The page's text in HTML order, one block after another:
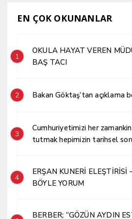
EN ÇOK OKUNANLAR
1
OKULA HAYAT VEREN
BAŞ TACI
2 Bakan Göktaş’tan açıklama
3
Cumhuriyetimizi her
tutmak hepimizin tarihsel
4
ERŞAN KUNERİ ELEŞTİRİSİ
BÖYLE YORUM
BERBER; “GÖZÜN AYDIN ESTETİKÇİ